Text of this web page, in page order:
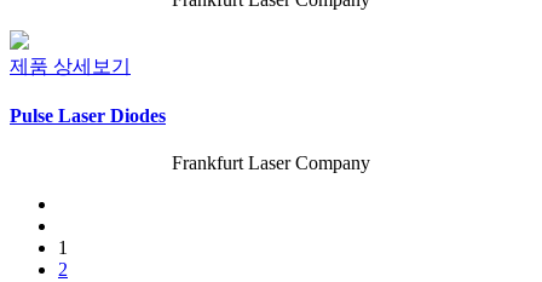
제품 상세보기
Pulse Laser Diodes
Frankfurt Laser Company
1
2